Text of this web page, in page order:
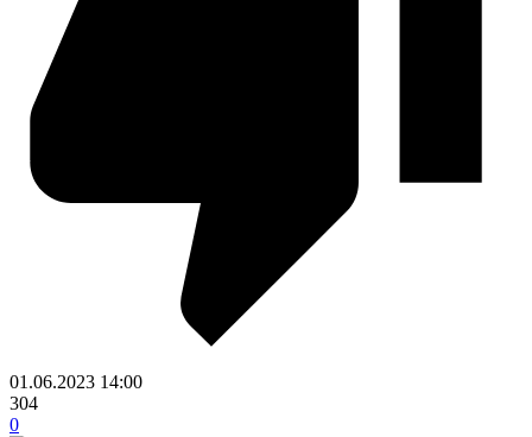
01.06.2023 14:00
304
0